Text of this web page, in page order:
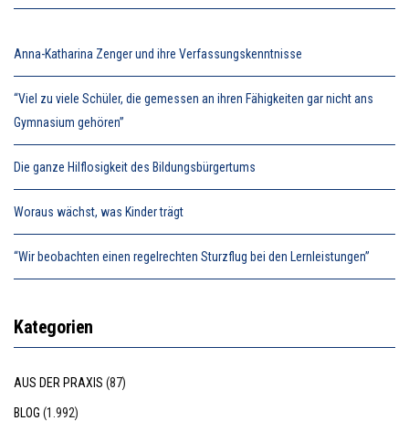
Anna-Katharina Zenger und ihre Verfassungskenntnisse
“Viel zu viele Schüler, die gemessen an ihren Fähigkeiten gar nicht ans
Gymnasium gehören”
Die ganze Hilflosigkeit des Bildungsbürgertums
Woraus wächst, was Kinder trägt
“Wir beobachten einen regelrechten Sturzflug bei den Lernleistungen”
Kategorien
AUS DER PRAXIS (87)
BLOG (1.992)